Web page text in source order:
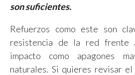
son suficientes.
Refuerzos como este son
resistencia de la red frente
impacto como apagones
naturales. Si quieres revisar